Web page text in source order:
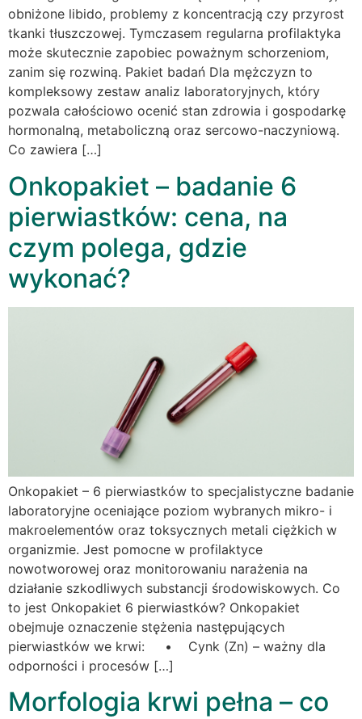
obniżone libido, problemy z koncentracją czy przyrost
tkanki tłuszczowej. Tymczasem regularna profilaktyka
może skutecznie zapobiec poważnym schorzeniom,
zanim się rozwiną. Pakiet badań Dla mężczyzn to
kompleksowy zestaw analiz laboratoryjnych, który
pozwala całościowo ocenić stan zdrowia i gospodarkę
hormonalną, metaboliczną oraz sercowo-naczyniową.
Co zawiera […]
Onkopakiet – badanie 6
pierwiastków: cena, na
czym polega, gdzie
wykonać?
Onkopakiet – 6 pierwiastków to specjalistyczne badanie
laboratoryjne oceniające poziom wybranych mikro- i
makroelementów oraz toksycznych metali ciężkich w
organizmie. Jest pomocne w profilaktyce
nowotworowej oraz monitorowaniu narażenia na
działanie szkodliwych substancji środowiskowych. Co
to jest Onkopakiet 6 pierwiastków? Onkopakiet
obejmuje oznaczenie stężenia następujących
pierwiastków we krwi: • Cynk (Zn) – ważny dla
odporności i procesów […]
Morfologia krwi pełna – co